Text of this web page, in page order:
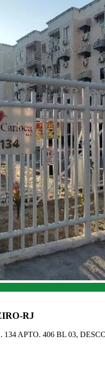
RJ
APTO. 406 BL 03,